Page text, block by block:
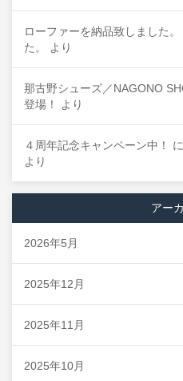
ローファーを納品致しました。
た。
より
那古野シューズ／NAGONO
登場！
より
４周年記念キャンペーン中！ に
より
アー
2026年5月
2025年12月
2025年11月
2025年10月